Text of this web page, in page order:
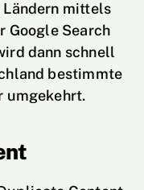
Ländern mittels
Google Search
dann schnell
bestimmte
umgekehrt.